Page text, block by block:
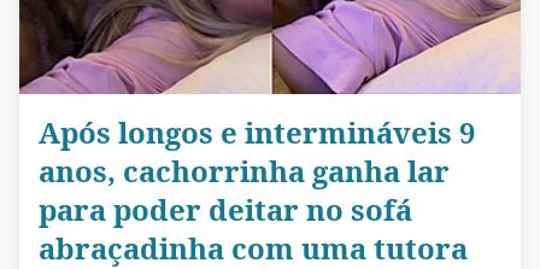
Após longos e intermináveis 9
anos, cachorrinha ganha lar
para poder deitar no sofá
abraçadinha com uma tutora